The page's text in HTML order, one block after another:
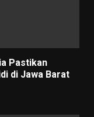
Pastikan
di Jawa Barat